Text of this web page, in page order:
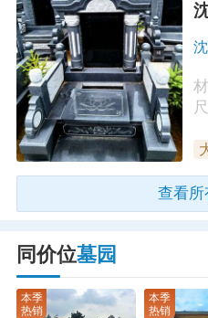
查看所
同价位墓园
本季
热销
本季
热销